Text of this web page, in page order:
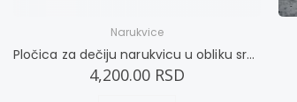
Narukvice
Pločica za dečiju narukvicu u obliku srca
4,200.00 RSD